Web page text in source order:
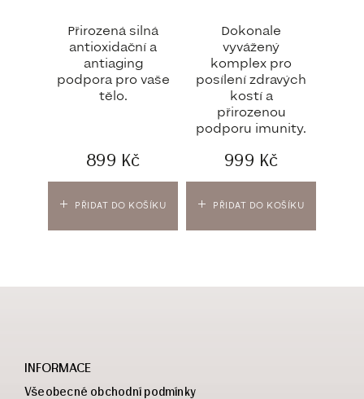
PŘIDAT DO KOŠÍKU
Přirozená silná
antioxidační a
antiaging
podpora pro vaše
tělo.
899 Kč
PŘIDAT DO KOŠÍKU
Dokonale
vyvážený
komplex pro
posílení zdravých
kostí a
přirozenou
podporu imunity.
999 Kč
INFORMACE
Všeobecné obchodní podmínky